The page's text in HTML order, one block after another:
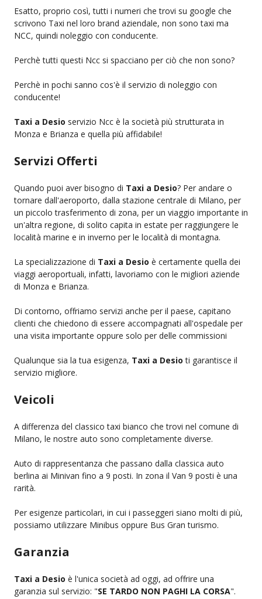
Esatto, proprio così, tutti i numeri che trovi su google che
scrivono Taxi nel loro brand aziendale, non sono taxi ma
NCC, quindi noleggio con conducente.
Perchè tutti questi Ncc si spacciano per ciò che non sono?
Perchè in pochi sanno cos'è il servizio di noleggio con
conducente!
Taxi a Desio servizio Ncc è la società più strutturata in
Monza e Brianza e quella più affidabile!
Servizi Offerti
Quando puoi aver bisogno di Taxi a Desio? Per andare o
tornare dall'aeroporto, dalla stazione centrale di Milano, per
un piccolo trasferimento di zona, per un viaggio importante in
un'altra regione, di solito capita in estate per raggiungere le
località marine e in inverno per le località di montagna.
La specializzazione di Taxi a Desio è certamente quella dei
viaggi aeroportuali, infatti, lavoriamo con le migliori aziende
di Monza e Brianza.
Di contorno, offriamo servizi anche per il paese, capitano
clienti che chiedono di essere accompagnati all'ospedale per
una visita importante oppure solo per delle commissioni
Qualunque sia la tua esigenza, Taxi a Desio ti garantisce il
servizio migliore.
Veicoli
A differenza del classico taxi bianco che trovi nel comune di
Milano, le nostre auto sono completamente diverse.
Auto di rappresentanza che passano dalla classica auto
berlina ai Minivan fino a 9 posti. In zona il Van 9 posti è una
rarità.
Per esigenze particolari, in cui i passeggeri siano molti di più,
possiamo utilizzare Minibus oppure Bus Gran turismo.
Garanzia
Taxi a Desio è l'unica società ad oggi, ad offrire una
garanzia sul servizio: "SE TARDO NON PAGHI LA CORSA".